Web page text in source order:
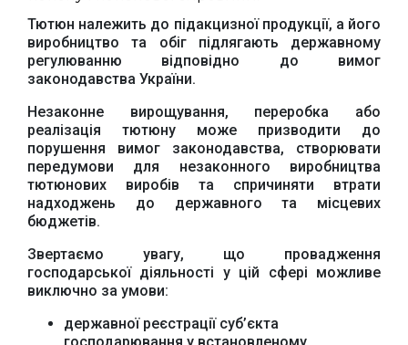
Тютюн належить до підакцизної продукції, а його
виробництво та обіг підлягають державному
регулюванню відповідно до вимог
законодавства України.
Незаконне вирощування, переробка або
реалізація тютюну може призводити до
порушення вимог законодавства, створювати
передумови для незаконного виробництва
тютюнових виробів та спричиняти втрати
надходжень до державного та місцевих
бюджетів.
Звертаємо увагу, що провадження
господарської діяльності у цій сфері можливе
виключно за умови:
державної реєстрації суб’єкта
господарювання у встановленому